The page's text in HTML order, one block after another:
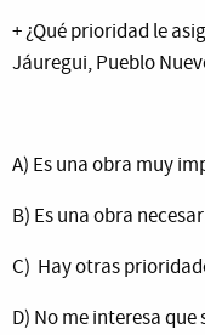
+ ¿Qué prioridad le
Jáuregui, Pueblo
A) Es una obra muy
B) Es una obra
C) Hay otras
D) No me interesa que